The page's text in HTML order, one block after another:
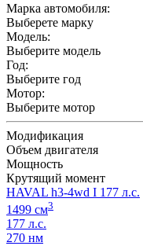
Марка автомобиля:
Выберете марку
Модель:
Выберите модель
Год:
Выберите год
Мотор:
Выберите мотор
Модификация
Объем двигателя
Мощность
Крутящий момент
HAVAL h3-4wd I 177 л.с.
1499 см3
177 л.с.
270 нм